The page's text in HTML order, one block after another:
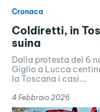
Cronaca
Coldiretti, in
suina
Dalla protesta del 6
Giglio a Lucca
la Toscana i casi...
4 Febbraio 2026